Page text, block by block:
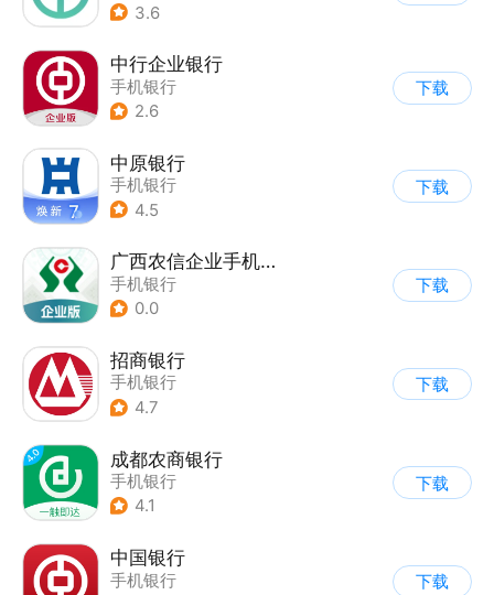
3.6
中行企业银行
手机银行
2.6
下载
中原银行
手机银行
4.5
下载
广西农信企业手机银行
手机银行
0.0
下载
招商银行
手机银行
4.7
下载
成都农商银行
手机银行
4.1
下载
中国银行
手机银行
下载